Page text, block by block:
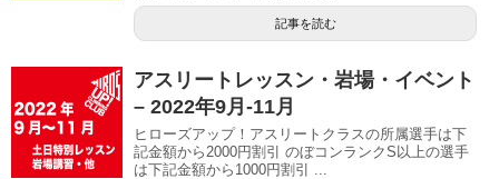
記事を読む
アスリートレッスン・岩場・イベント
– 2022年9月-11月
ヒローズアップ！アスリートクラスの所属選手は下
記金額から2000円割引 のぼコンランクS以上の選手
は下記金額から1000円割引 ...